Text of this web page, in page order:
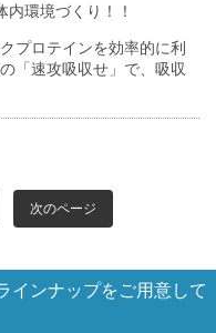
環境づくり！！
プロテインを効率的に利
「速攻吸収せ」で、吸収
次のページ
インナップをご用意して